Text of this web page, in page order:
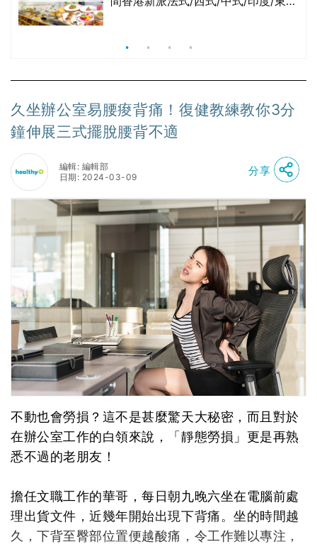
久坐辦公室易腰痠背痛！復健教練教你3分
鐘伸展三式擺脫腰背不適
編輯: 編輯部
日期: 2024-03-09
分享
不動也會勞損？這不是甚麼驚天大秘密，而且對於
在辦公室工作的白領來說，「靜態勞損」更是再熟
悉不過的老朋友！
擔任文職工作的華哥，每日朝九晚六坐在電腦前處
理出貨文件，近幾年開始出現下背痛。坐的時間越
久，下背至臀部位置便越酸痛，令工作難以專注，